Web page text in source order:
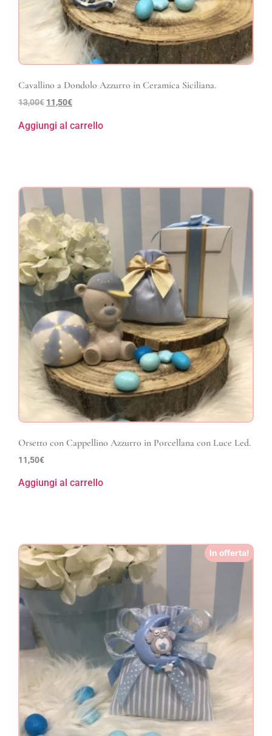
Cavallino a Dondolo Azzurro in Ceramica Siciliana.
13,00€ 11,50€
Aggiungi al carrello
Orsetto con Cappellino Azzurro in Porcellana con Luce Led.
11,50€
Aggiungi al carrello
In offerta!